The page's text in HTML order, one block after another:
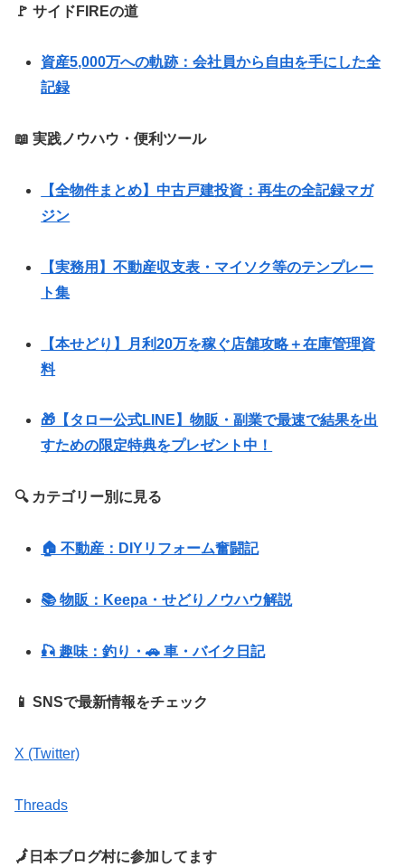
🚩 サイドFIREの道
資産5,000万への軌跡：会社員から自由を手にした全
記録
📖 実践ノウハウ・便利ツール
【全物件まとめ】中古戸建投資：再生の全記録マガ
ジン
【実務用】不動産収支表・マイソク等のテンプレー
ト集
【本せどり】月利20万を稼ぐ店舗攻略＋在庫管理資
料
🎁【タロー公式LINE】物販・副業で最速で結果を出
すための限定特典をプレゼント中！
🔍 カテゴリー別に見る
🏠 不動産：DIYリフォーム奮闘記
📚 物販：Keepa・せどりノウハウ解説
🎣 趣味：釣り・🚗 車・バイク日記
📱 SNSで最新情報をチェック
X (Twitter)
Threads
🗾日本ブログ村に参加してます